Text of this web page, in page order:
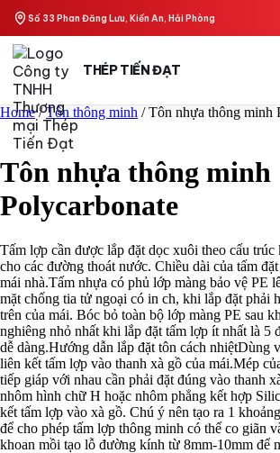
content
Số 33 Phan Đăng Lưu, Kiến An, Hải Phòng
THÉP TIẾN ĐẠT
Home/Tôn thông minh / Tôn nhựa thông minh
Tôn nhựa thông minh
Polycarbonate
Tấm lợp cần được lắp đặt dọc xuôi theo cấu trúc
cho các đường thoát nước. Chiều dài của tấm
mái nhà.Tấm nhựa có phủ lớp màng bảo vệ PE
mặt chống tia tử ngoại có in ch, khi lắp đặt phải
trên của mái. Bóc bỏ toàn bộ lớp màng PE sau
nghiêng nhỏ nhất khi lắp đặt tấm lợp ít nhất là 5
dễ dàng.Hướng dẫn lắp đặt tôn cách nhiệtDùng
liên kết tấm lợp vào thanh xà gồ của mái.Mép
tiếp giáp với nhau cần phải đặt đúng vào thanh
nhôm hình chữ H hoặc nhôm phẳng kết hợp
kết tấm lợp vào xà gồ. Chú ý nên tạo ra 1
để cho phép tấm lợp thông minh có thể co giãn
khoan mồi tạo lỗ đường kính từ 8mm-10mm để